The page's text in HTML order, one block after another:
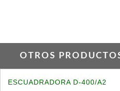
OTROS
ESCUADRADORA D-400/A2